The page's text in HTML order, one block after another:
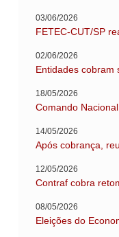
03/06/2026
FETEC-CUT/SP
02/06/2026
Entidades cobram
18/05/2026
Comando
14/05/2026
Após cobrança,
12/05/2026
Contraf cobra
08/05/2026
Eleições do